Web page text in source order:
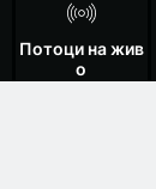
Потоци на жив
о